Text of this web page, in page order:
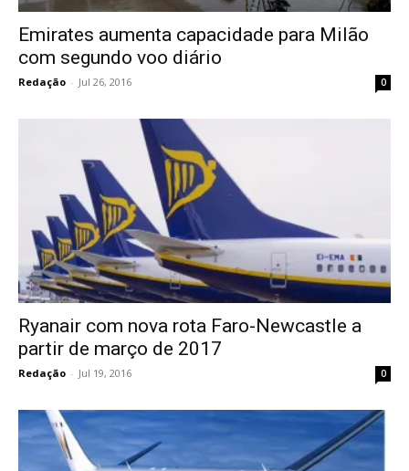
Emirates aumenta capacidade para Milão
com segundo voo diário
Redação - Jul 26, 2016 0
Ryanair com nova rota Faro-Newcastle a
partir de março de 2017
Redação - Jul 19, 2016 0